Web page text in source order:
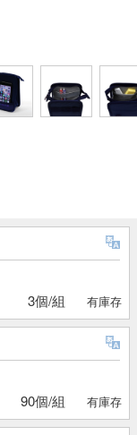
3個/組 有庫存
90個/組 有庫存